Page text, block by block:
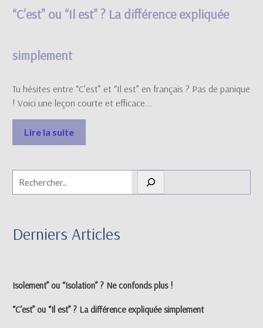
“C’est” ou “Il est” ? La différence expliquée
simplement
Tu hésites entre “C’est” et “Il est” en français ? Pas de panique
! Voici une leçon courte et efficace...
Lire la suite
Derniers Articles
Isolement” ou “Isolation” ? Ne confonds plus !
“C’est” ou “Il est” ? La différence expliquée simplement